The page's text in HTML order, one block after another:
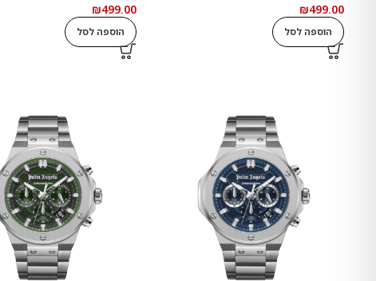
תעודה גמולוגית בינלאומית GRA
₪499.00
הוספה לסל
גמולוגית בינלאומית GRA
₪499.00
הוספה לסל